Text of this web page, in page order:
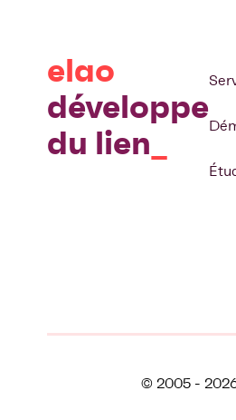
elao
développe
du lien
© 2005 -